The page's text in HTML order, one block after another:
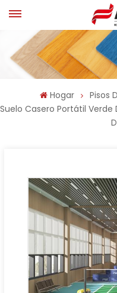
Hogar
Pisos
Suelo Casero Portátil Verde